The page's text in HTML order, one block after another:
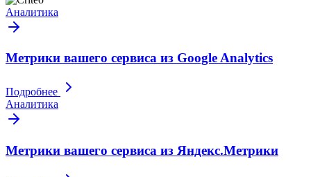
Аналитика
Метрики вашего сервиса из Google Analytics
Подробнее
Аналитика
Метрики вашего сервиса из Яндекс.Метрики